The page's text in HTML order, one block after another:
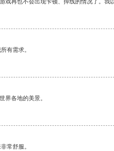
戏再也不会出现卡顿、掉线的情况了。我
有需求。
界各地的美景。
常舒服。